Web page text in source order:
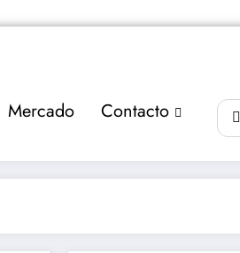
Mercado Contacto